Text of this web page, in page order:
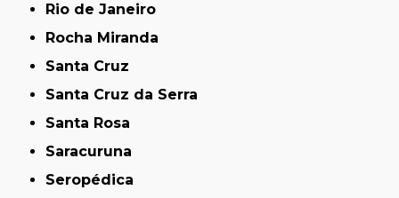
Rio de Janeiro
Rocha Miranda
Santa Cruz
Santa Cruz da Serra
Santa Rosa
Saracuruna
Seropédica